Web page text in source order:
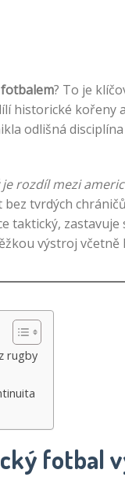
? To je
historické kořeny
odlišná
je rozdíl mezi
tvrdých
taktický,
výstroj včetně
rugby
fotbal